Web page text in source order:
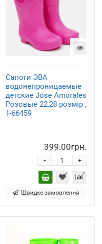
Сапоги ЭВА
водонепроницаемые
детские Jose Amorales
Розовые 22,28 розмір ,
1-66459
399.00грн.
+
-
Швидке замовлення